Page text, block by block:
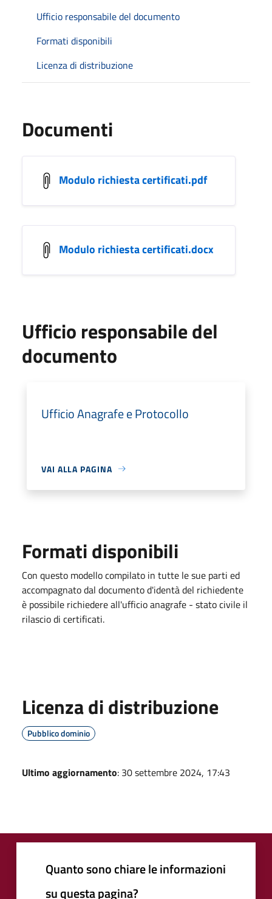
Ufficio responsabile del documento
Formati disponibili
Licenza di distribuzione
Documenti
Modulo richiesta certificati.pdf
Modulo richiesta certificati.docx
Ufficio responsabile del
documento
Ufficio Anagrafe e Protocollo
VAI ALLA PAGINA
Formati disponibili
Con questo modello compilato in tutte le sue parti ed
accompagnato dal documento d'identà del richiedente
è possibile richiedere all'ufficio anagrafe - stato civile il
rilascio di certificati.
Licenza di distribuzione
Pubblico dominio
Ultimo aggiornamento: 30 settembre 2024, 17:43
Quanto sono chiare le informazioni
su questa pagina?